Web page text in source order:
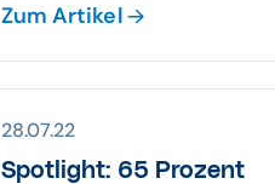
Zum Artikel
28.07.22
Spotlight: 65 Prozent